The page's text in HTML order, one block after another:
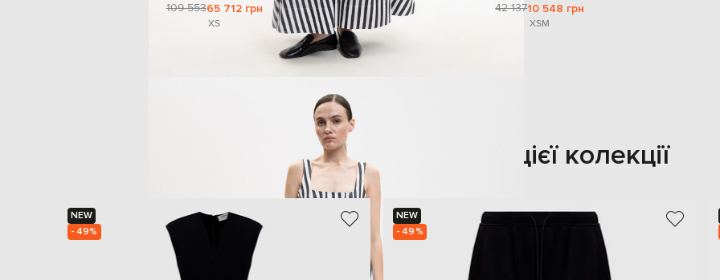
109 55365 712 грн
XS
42 13710 548 грн
XSM
Також з цієї колекції
NEW
- 49%
NEW
- 49%